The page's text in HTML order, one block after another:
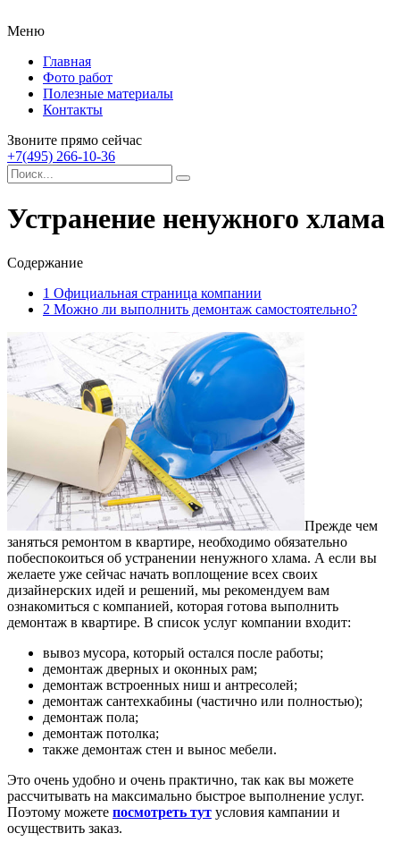
Меню
Главная
Фото работ
Полезные материалы
Контакты
Звоните прямо сейчас
+7(495) 266-10-36
Устранение ненужного хлама
Содержание
1 Официальная страница компании
2 Можно ли выполнить демонтаж самостоятельно?
Прежде чем
заняться ремонтом в квартире, необходимо обязательно
побеспокоиться об устранении ненужного хлама. А если вы
желаете уже сейчас начать воплощение всех своих
дизайнерских идей и решений, мы рекомендуем вам
ознакомиться с компанией, которая готова выполнить
демонтаж в квартире. В список услуг компании входит:
вывоз мусора, который остался после работы;
демонтаж дверных и оконных рам;
демонтаж встроенных ниш и антресолей;
демонтаж сантехкабины (частично или полностью);
демонтаж пола;
демонтаж потолка;
также демонтаж стен и вынос мебели.
Это очень удобно и очень практично, так как вы можете
рассчитывать на максимально быстрое выполнение услуг.
Поэтому можете посмотреть тут условия кампании и
осуществить заказ.